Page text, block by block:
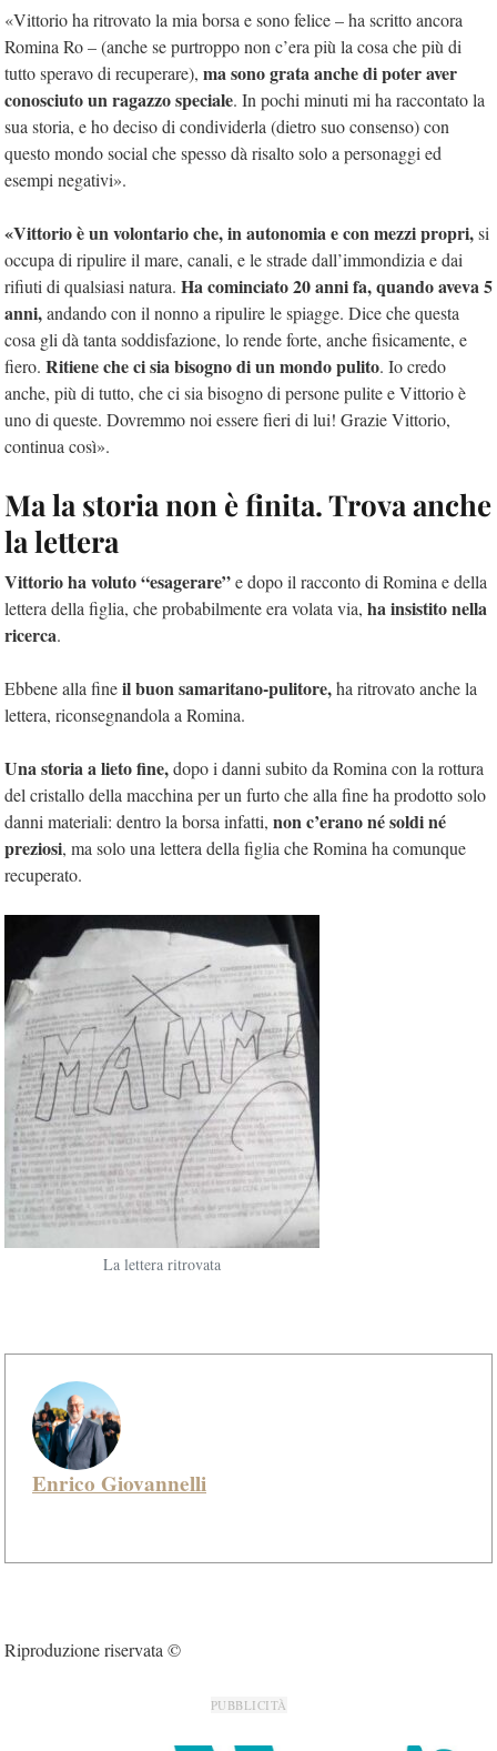
«Vittorio ha ritrovato la mia borsa e sono felice – ha scritto ancora
Romina Ro – (anche se purtroppo non c’era più la cosa che più di
tutto speravo di recuperare), ma sono grata anche di poter aver
conosciuto un ragazzo speciale. In pochi minuti mi ha raccontato la
sua storia, e ho deciso di condividerla (dietro suo consenso) con
questo mondo social che spesso dà risalto solo a personaggi ed
esempi negativi».
«Vittorio è un volontario che, in autonomia e con mezzi propri,si
occupa di ripulire il mare, canali, e le strade dall’immondizia e dai
rifiuti di qualsiasi natura. Ha cominciato 20 anni fa, quando aveva 5
anni,andando con il nonno a ripulire le spiagge. Dice che questa
cosa gli dà tanta soddisfazione, lo rende forte, anche fisicamente, e
fiero. Ritiene che ci sia bisogno di un mondo pulito. Io credo
anche, più di tutto, che ci sia bisogno di persone pulite e Vittorio è
uno di queste. Dovremmo noi essere fieri di lui! Grazie Vittorio,
continua così».
Ma la storia non è finita. Trova anche
la lettera
Vittorio ha voluto “esagerare”e dopo il racconto di Romina e della
lettera della figlia, che probabilmente era volata via, ha insistito nella
ricerca.
Ebbene alla fineil buon samaritano-pulitore,ha ritrovato anche la
lettera, riconsegnandola a Romina.
Una storia a lieto fine,dopo i danni subito da Romina con la rottura
del cristallo della macchina per un furto che alla fine ha prodotto solo
danni materiali: dentro la borsa infatti, non c’erano né soldi né
preziosi, ma solo una lettera della figlia che Romina ha comunque
recuperato.
La lettera ritrovata
Enrico Giovannelli
Riproduzione riservata ©
PUBBLICITÀ